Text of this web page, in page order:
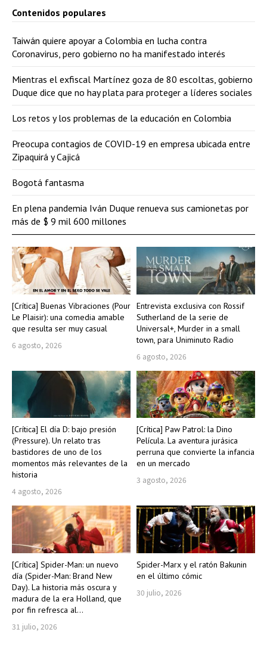
[Crítica] Buenas Vibraciones (Pour
Le Plaisir): una comedia amable
que resulta ser muy casual
6 agosto, 2026
Entrevista exclusiva con Rossif
Sutherland de la serie de
Universal+, Murder in a small
town, para Uniminuto Radio
6 agosto, 2026
[Crítica] El día D: bajo presión
(Pressure). Un relato tras
bastidores de uno de los
momentos más relevantes de la
historia
4 agosto, 2026
[Crítica] Paw Patrol: la Dino
Película. La aventura jurásica
perruna que convierte la infancia
en un mercado
3 agosto, 2026
[Crítica] Spider-Man: un nuevo
día (Spider-Man: Brand New
Day). La historia más oscura y
madura de la era Holland, que
por fin refresca al...
31 julio, 2026
Spider-Marx y el ratón Bakunin
en el último cómic
30 julio, 2026
Contenidos populares
Taiwán quiere apoyar a Colombia en lucha contra
Coronavirus, pero gobierno no ha manifestado interés
Mientras el exfiscal Martínez goza de 80 escoltas, gobierno
Duque dice que no hay plata para proteger a líderes sociales
Los retos y los problemas de la educación en Colombia
Preocupa contagios de COVID-19 en empresa ubicada entre
Zipaquirá y Cajicá
Bogotá fantasma
En plena pandemia Iván Duque renueva sus camionetas por
más de $ 9 mil 600 millones